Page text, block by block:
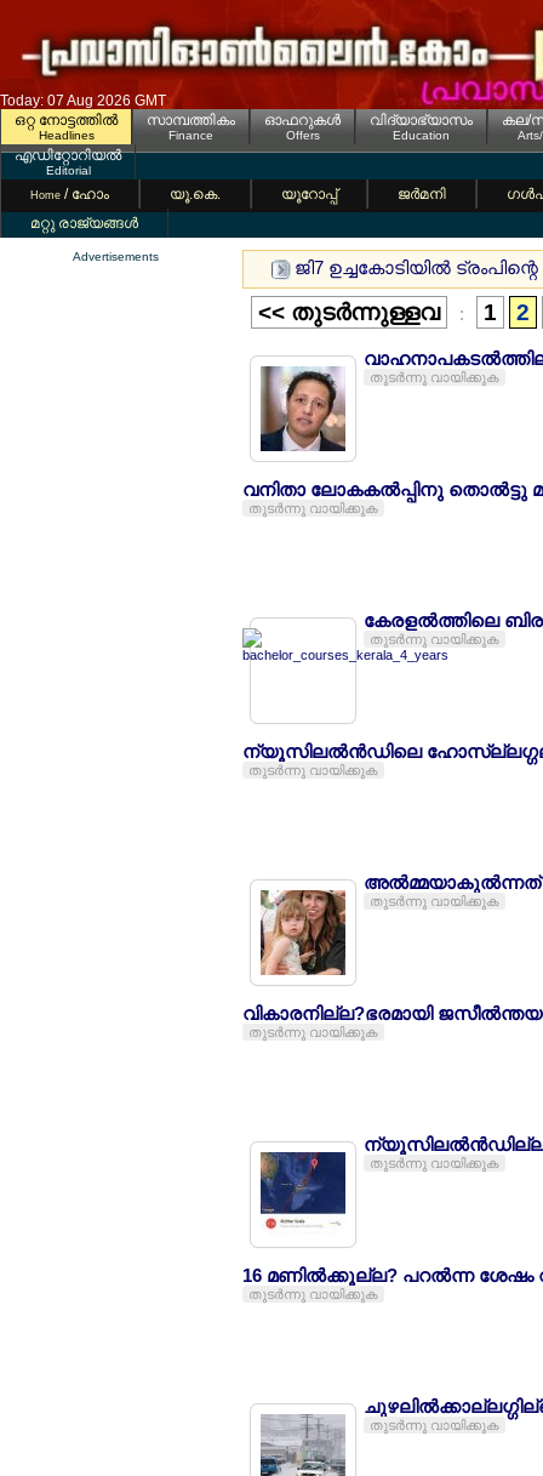
Today: 07 Aug 2026 GMT
ഒറ്റ നോട്ടത്തില്‍
Headlines
സാമ്പത്തികം
Finance
ഓഫറുകള്‍
Offers
വിദ്യാഭ്യാസം
Education
കല/
എഡിറ്റോറിയല്‍
Editorial
Home / ഹോം യൂ.കെ. യൂറോപ്പ് ജര്‍മനി
മറ്റു രാജ്യങ്ങള്‍
Advertisements
ജി7 ഉച്ചകോടിയില്‍
<< തുടര്‍ന്നുള്ളവ : 1 2
തുടര്‍ന്നു വായിക്കുക
വനിതാ ലോകകല്‍പ്പിനു
തുടര്‍ന്നു വായിക്കുക
കേരളല്‍ത്തിലെ
തുടര്‍ന്നു വായിക്കുക
ന്യൂസിലല്‍ന്‍ഡിലെ
തുടര്‍ന്നു വായിക്കുക
അല്‍മ്മയാകുല്‍ന്നത്
തുടര്‍ന്നു വായിക്കുക
വികാരനില്ല?ഭരമായി
തുടര്‍ന്നു വായിക്കുക
തുടര്‍ന്നു വായിക്കുക
16 മണില്‍ക്കൂല്ല? പറല്‍ന്ന ശേഷം
തുടര്‍ന്നു വായിക്കുക
തുടര്‍ന്നു വായിക്കുക